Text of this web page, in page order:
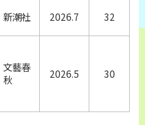
新潮社 2026.7 32
文藝春
秋
2026.5 30